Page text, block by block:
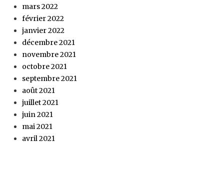
mars 2022
février 2022
janvier 2022
décembre 2021
novembre 2021
octobre 2021
septembre 2021
août 2021
juillet 2021
juin 2021
mai 2021
avril 2021